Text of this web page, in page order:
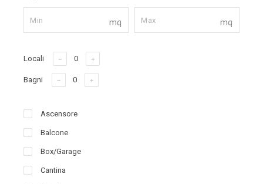
mq mq
Locali
Bagni
Ascensore
Balcone
Box/Garage
Cantina